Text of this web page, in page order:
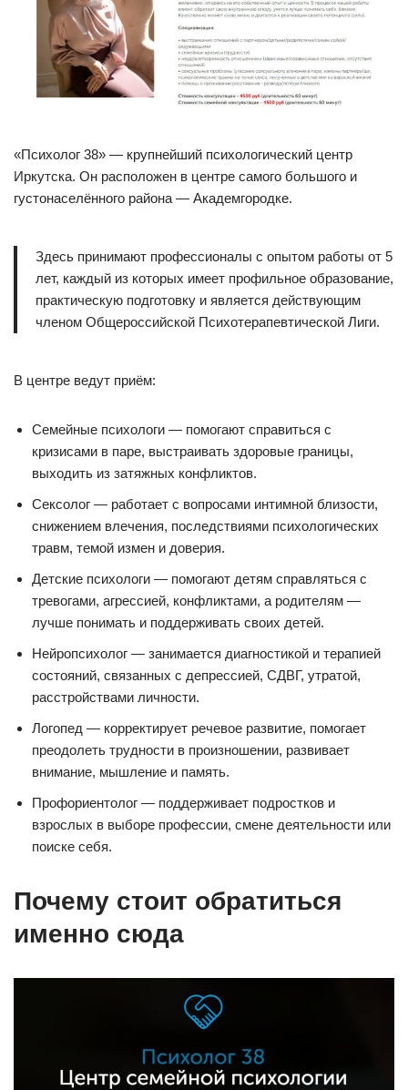
«Психолог 38» — крупнейший психологический центр
Иркутска. Он расположен в центре самого большого и
густонаселённого района — Академгородке.
Здесь принимают профессионалы с опытом работы от 5
лет, каждый из которых имеет профильное образование,
практическую подготовку и является действующим
членом Общероссийской Психотерапевтической Лиги.
В центре ведут приём:
Семейные психологи — помогают справиться с
кризисами в паре, выстраивать здоровые границы,
выходить из затяжных конфликтов.
Сексолог — работает с вопросами интимной близости,
снижением влечения, последствиями психологических
травм, темой измен и доверия.
Детские психологи — помогают детям справляться с
тревогами, агрессией, конфликтами, а родителям —
лучше понимать и поддерживать своих детей.
Нейропсихолог — занимается диагностикой и терапией
состояний, связанных с депрессией, СДВГ, утратой,
расстройствами личности.
Логопед — корректирует речевое развитие, помогает
преодолеть трудности в произношении, развивает
внимание, мышление и память.
Профориентолог — поддерживает подростков и
взрослых в выборе профессии, смене деятельности или
поиске себя.
Почему стоит обратиться
именно сюда